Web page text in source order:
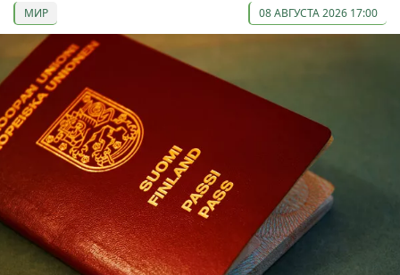
МИР 08 АВГУСТА 2026 17:00